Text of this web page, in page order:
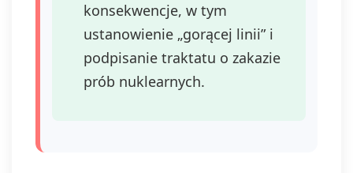
konsekwencje, w tym
ustanowienie „gorącej linii” i
podpisanie traktatu o zakazie
prób nuklearnych.